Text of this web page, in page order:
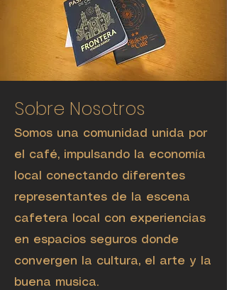
Sobre Nosotros
Somos una comunidad unida por
el café, impulsando la economía
local conectando diferentes
representantes de la escena
cafetera local con experiencias
en espacios seguros donde
convergen la cultura, el arte y la
buena musica.